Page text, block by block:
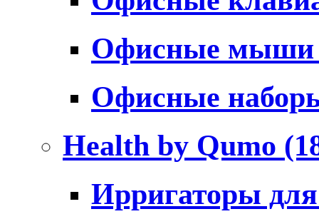
Офисные
Офисные
Health by Qumo
Ирригаторы